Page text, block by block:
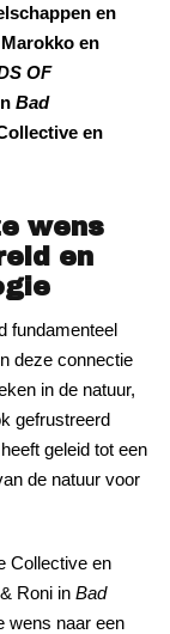
en
en
OF
Bad
en
wens
en
fundamenteel
deze connectie
in de natuur,
gefrustreerd
geleid tot een
de natuur voor
Collective en
Roni in Bad
wens naar een